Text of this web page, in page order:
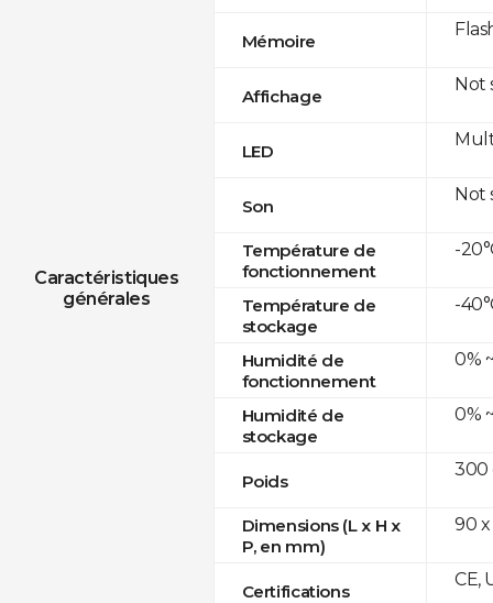
Caractéristiques
générales
Mémoire
Affichage
LED
Son
Température de
fonctionnement
Température de
stockage
Humidité de
fonctionnement
Humidité de
stockage
Poids
Dimensions (L x H x
P, en mm)
Certifications
Not
Not
-
-
0%
0%
300
90 x
CE,